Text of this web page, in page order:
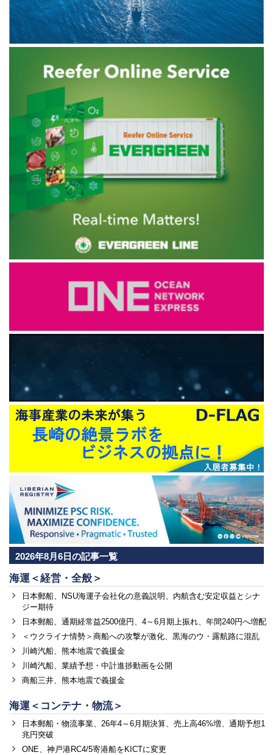
2026年8月6日の記事一覧
海運＜経営・全般＞
日本郵船、NSU海運子会社化の意義説明、内航含む安定収益とシナ
ジー期待
日本郵船、通期経常益2500億円、4～6月期上振れ、年間240円へ増配
＜ウクライナ情勢＞商船への攻撃が激化、黒海のウ・露航路に混乱
川崎汽船、熊本地震で義援金
川崎汽船、業績予想・中計進捗動画を公開
商船三井、熊本地震で義援金
海運＜コンテナ・物流＞
日本郵船・物流事業、26年4～6月期決算、売上高46%増、通期予想1
兆円突破
ONE、神戸港RC4/5寄港船をKICTに変更